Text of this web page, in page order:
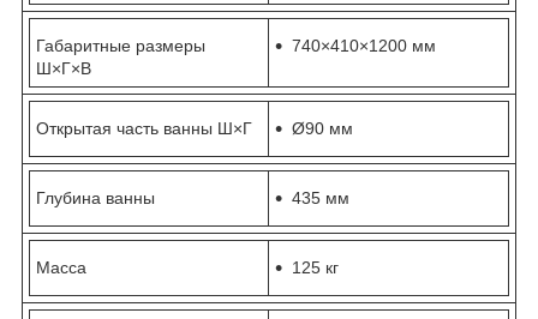
Габаритные размеры
Ш×Г×В
740×410×1200 мм
Открытая часть ванны Ш×Г Ø90 мм
Глубина ванны 435 мм
Масса 125 кг